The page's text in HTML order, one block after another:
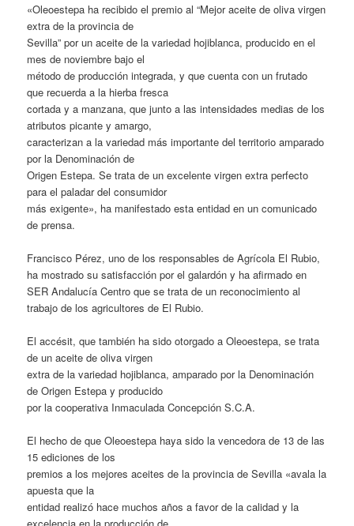
«Oleoestepa ha recibido el premio al “Mejor aceite de oliva virgen
extra de la provincia de
Sevilla” por un aceite de la variedad hojiblanca, producido en el
mes de noviembre bajo el
método de producción integrada, y que cuenta con un frutado
que recuerda a la hierba fresca
cortada y a manzana, que junto a las intensidades medias de los
atributos picante y amargo,
caracterizan a la variedad más importante del territorio amparado
por la Denominación de
Origen Estepa. Se trata de un excelente virgen extra perfecto
para el paladar del consumidor
más exigente», ha manifestado esta entidad en un comunicado
de prensa.
Francisco Pérez, uno de los responsables de Agrícola El Rubio,
ha mostrado su satisfacción por el galardón y ha afirmado en
SER Andalucía Centro que se trata de un reconocimiento al
trabajo de los agricultores de El Rubio.
El accésit, que también ha sido otorgado a Oleoestepa, se trata
de un aceite de oliva virgen
extra de la variedad hojiblanca, amparado por la Denominación
de Origen Estepa y producido
por la cooperativa Inmaculada Concepción S.C.A.
El hecho de que Oleoestepa haya sido la vencedora de 13 de las
15 ediciones de los
premios a los mejores aceites de la provincia de Sevilla «avala la
apuesta que la
entidad realizó hace muchos años a favor de la calidad y la